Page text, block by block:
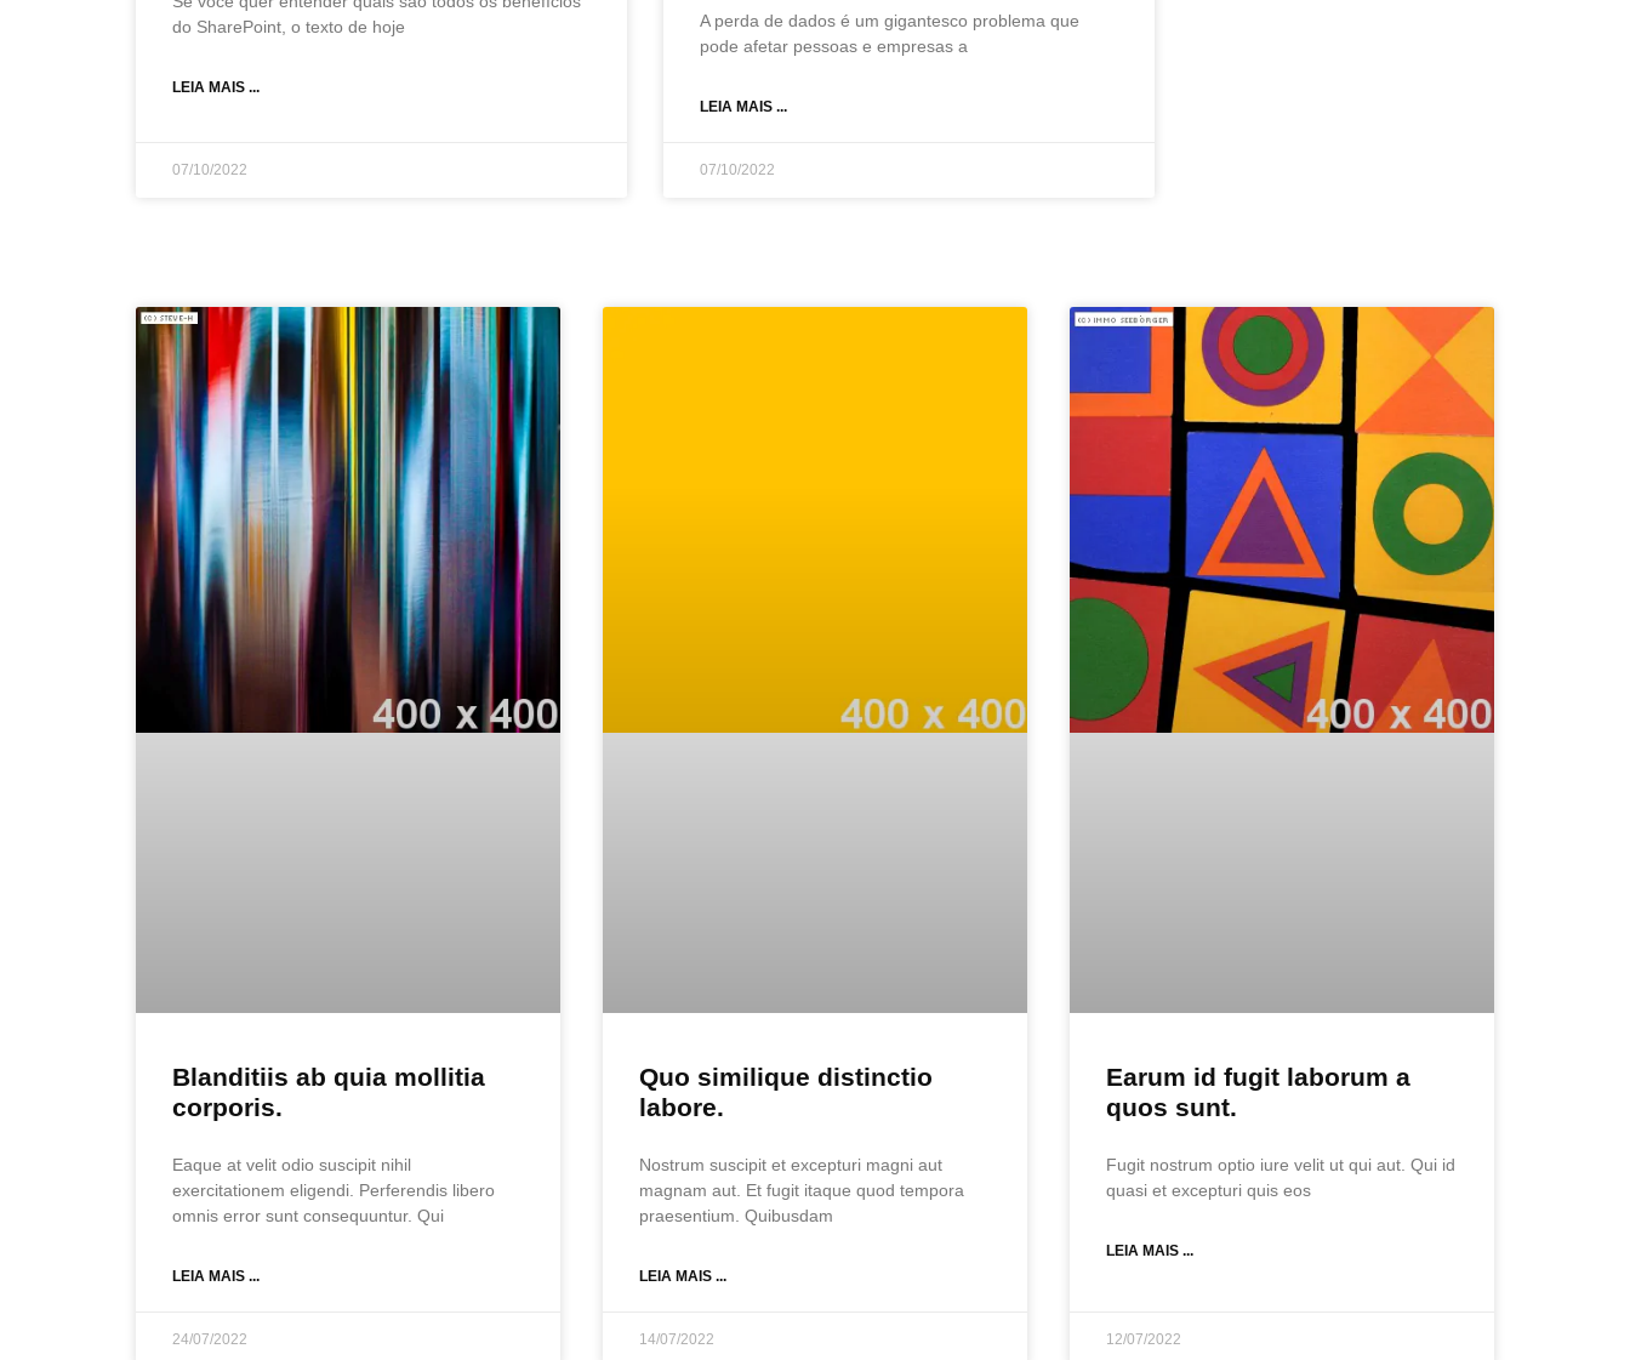
do SharePoint, o texto de hoje
LEIA MAIS ...
07/10/2022
A perda de dados é um gigantesco problema que
pode afetar pessoas e empresas a
LEIA MAIS ...
07/10/2022
Blanditiis ab quia mollitia
corporis.
Eaque at velit odio suscipit nihil
exercitationem eligendi. Perferendis libero
omnis error sunt consequuntur. Qui
LEIA MAIS ...
24/07/2022
Quo similique distinctio
labore.
Nostrum suscipit et excepturi magni aut
magnam aut. Et fugit itaque quod tempora
praesentium. Quibusdam
LEIA MAIS ...
14/07/2022
Earum id fugit laborum a
quos sunt.
Fugit nostrum optio iure velit ut qui aut. Qui id
quasi et excepturi quis eos
LEIA MAIS ...
12/07/2022